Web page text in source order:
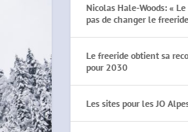
Nicolas Hale-Woods: «
pas de changer le
Le freeride obtient sa
pour 2030
Les sites pour les JO